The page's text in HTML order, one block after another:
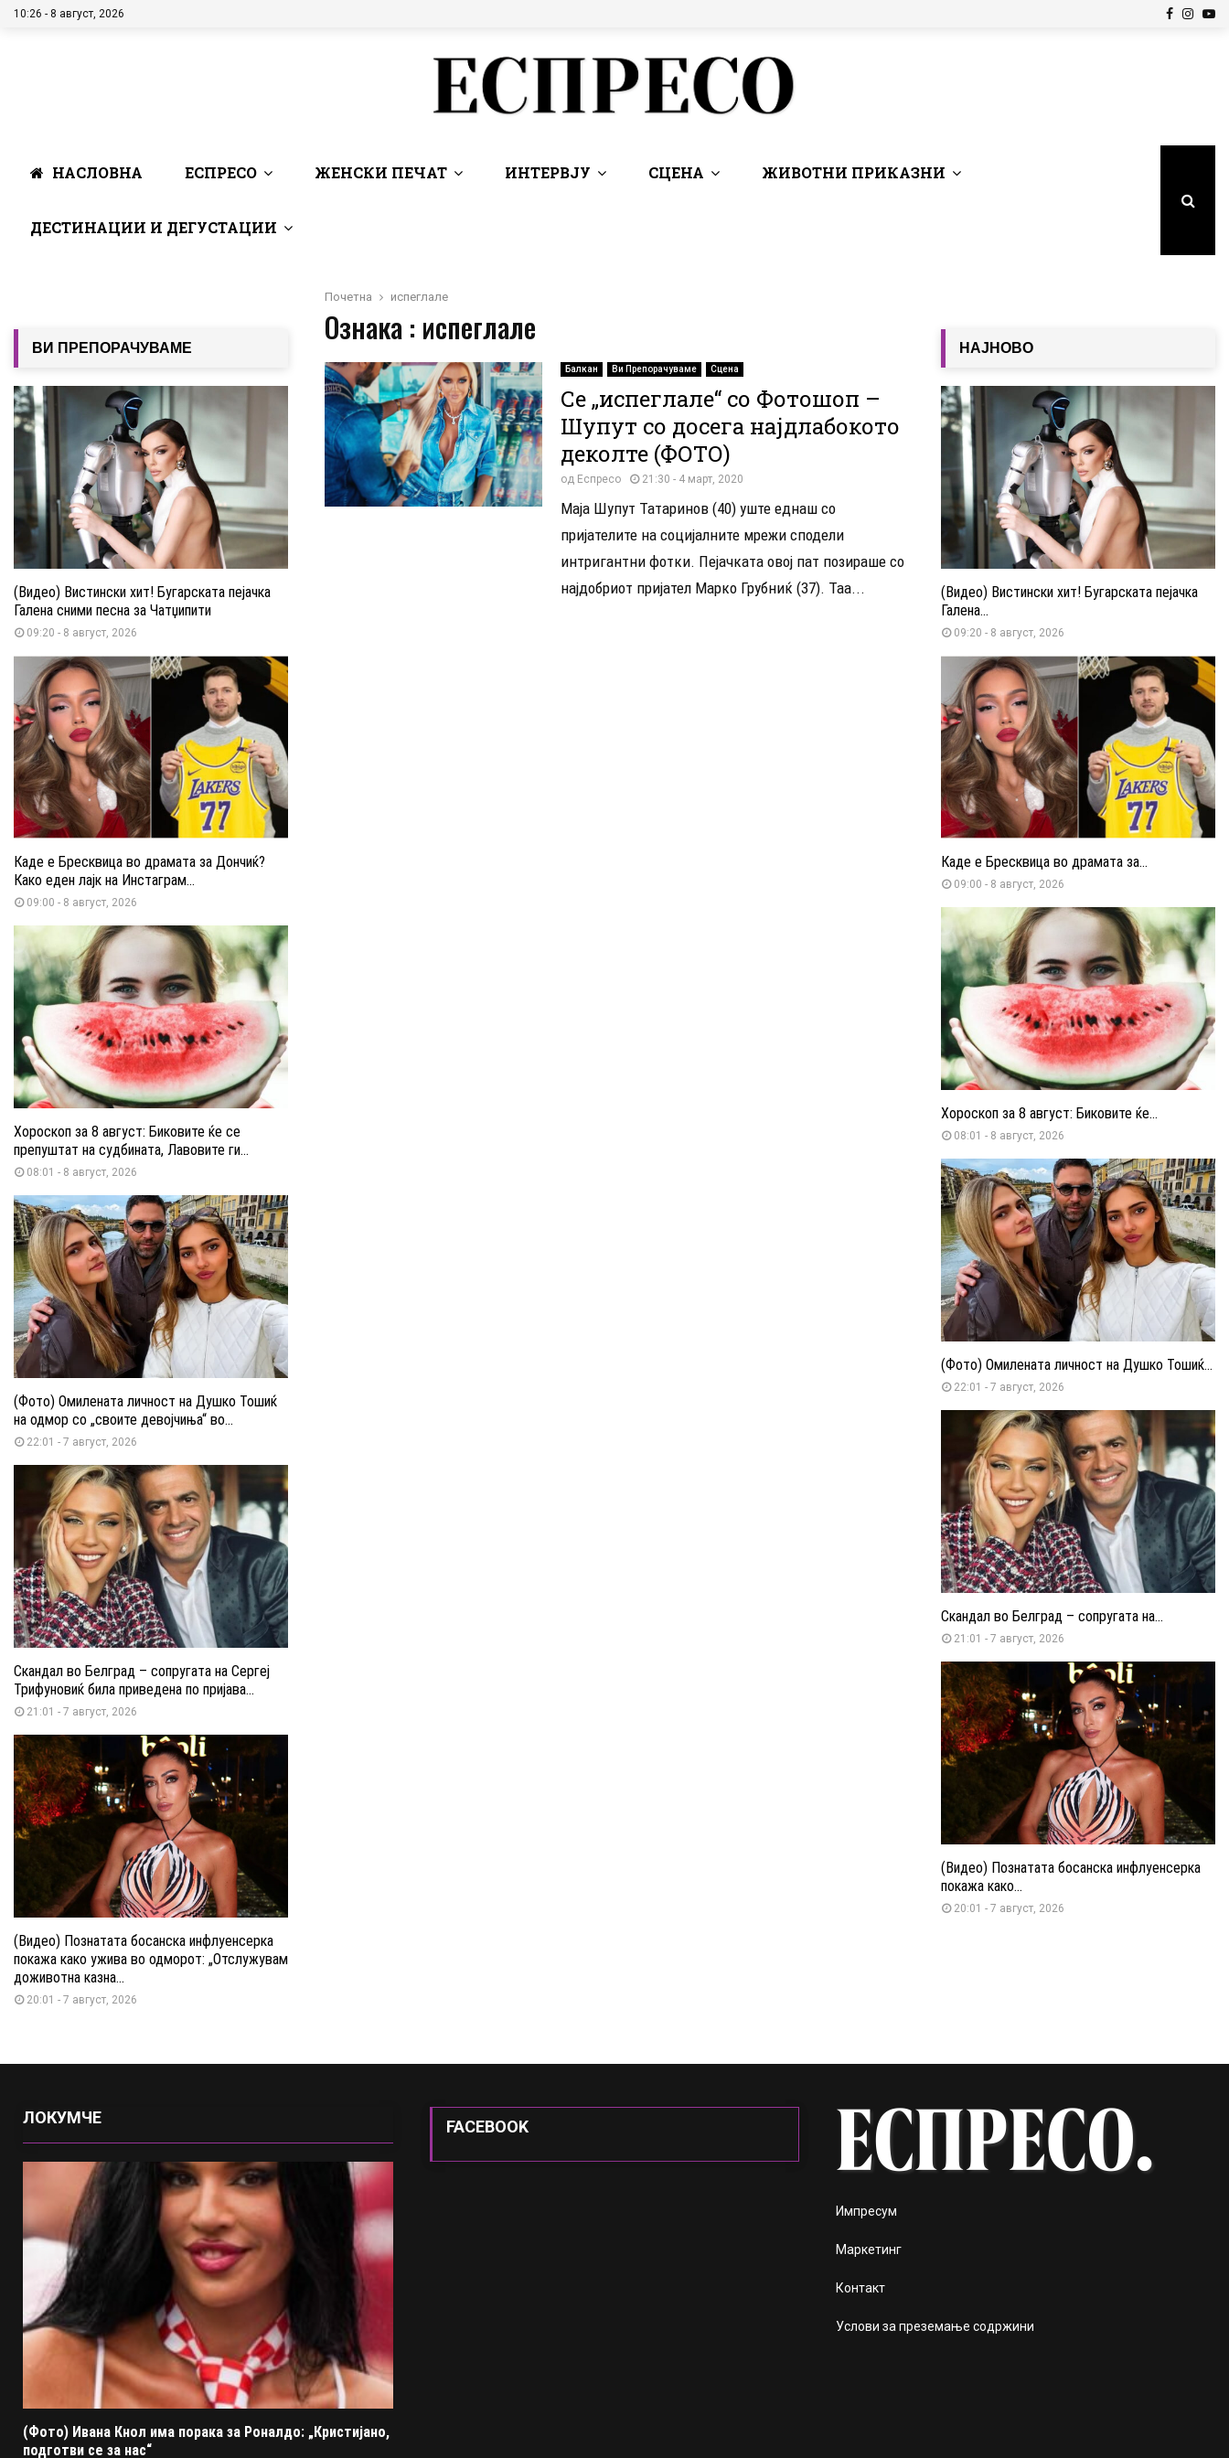
10:26 - 8 август, 2026 Facebook
НАСЛОВНА ЕСПРЕСО ЖЕНСКИ ПЕЧАТ ИНТЕРВЈУ СЦЕНА ЖИВОТНИ ПРИКАЗНИ
ДЕСТИНАЦИИ И ДЕГУСТАЦИИ
Почетна испеглале
Ознака : испеглале
Балкан Ви Препорачуваме Сцена
Се „испеглале“ со Фотошоп –
Шупут со досега најдлабокото
деколте (ФОТО)
од Еспресо 21:30 - 4 март, 2020
Маја Шупут Татаринов (40) уште еднаш со
пријателите на социјалните мрежи сподели
интригантни фотки. Пејачката овој пат позираше со
најдобриот пријател Марко Грубниќ (37). Таа...
ВИ ПРЕПОРАЧУВАМЕ
(Видео) Вистински хит! Бугарската пејачка
Галена сними песна за Чатџипити
09:20 - 8 август, 2026
Каде е Бресквица во драмата за Дончиќ?
Како еден лајк на Инстаграм...
09:00 - 8 август, 2026
Хороскоп за 8 август: Биковите ќе се
препуштат на судбината, Лавовите ги...
08:01 - 8 август, 2026
(Фото) Омилената личност на Душко Тошиќ
на одмор со „своите девојчиња“ во...
22:01 - 7 август, 2026
Скандал во Белград – сопругата на Сергеј
Трифуновиќ била приведена по пријава...
21:01 - 7 август, 2026
(Видео) Познатата босанска инфлуенсерка
покажа како ужива во одморот: „Отслужувам
доживотна казна...
20:01 - 7 август, 2026
НАЈНОВО
(Видео) Вистински хит! Бугарската пејачка
Галена...
09:20 - 8 август, 2026
Каде е Бресквица во драмата за...
09:00 - 8 август, 2026
Хороскоп за 8 август: Биковите ќе...
08:01 - 8 август, 2026
(Фото) Омилената личност на Душко Тошиќ...
22:01 - 7 август, 2026
Скандал во Белград – сопругата на...
21:01 - 7 август, 2026
(Видео) Познатата босанска инфлуенсерка
покажа како...
20:01 - 7 август, 2026
ЛОКУМЧЕ
(Фото) Ивана Кнол има порака за Роналдо: „Кристијано,
подготви се за нас“
FACEBOOK
Импресум
Маркетинг
Контакт
Услови за преземање содржини